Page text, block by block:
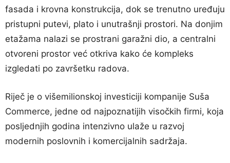
fasada i krovna konstrukcija, dok se trenutno uređuju
pristupni putevi, plato i unutrašnji prostori. Na donjim
etažama nalazi se prostrani garažni dio, a centralni
otvoreni prostor već otkriva kako će kompleks
izgledati po završetku radova.
Riječ je o višemilionskoj investiciji kompanije Suša
Commerce, jedne od najpoznatijih visočkih firmi, koja
posljednjih godina intenzivno ulaže u razvoj
modernih poslovnih i komercijalnih sadržaja.